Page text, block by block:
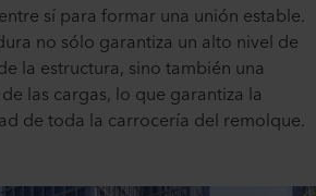
sí para formar una unión estable.
no sólo garantiza un alto nivel de
la estructura, sino también una
las cargas, lo que garantiza la
de toda la carrocería del remolque.